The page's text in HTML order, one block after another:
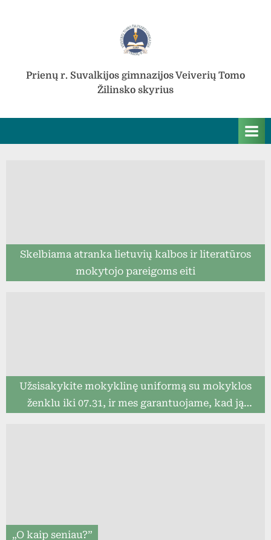
Prienų r. Suvalkijos gimnazijos Veiverių Tomo
Žilinsko skyrius
Skelbiama atranka lietuvių kalbos ir literatūros
mokytojo pareigoms eiti
Užsisakykite mokyklinę uniformą su mokyklos
ženklu iki 07.31, ir mes garantuojame, kad ją
„O kaip seniau?”